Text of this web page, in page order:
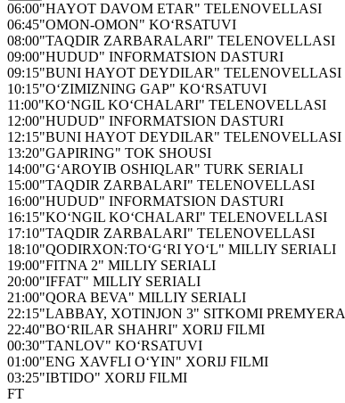
06:00"HAYOT DAVOM ETAR" TELENOVELLASI
06:45"OMON-OMON" KO‘RSATUVI
08:00"TAQDIR ZARBARALARI" TELENOVELLASI
09:00"HUDUD" INFORMATSION DASTURI
09:15"BUNI HAYOT DEYDILAR" TELENOVELLASI
10:15"O‘ZIMIZNING GAP" KO‘RSATUVI
11:00"KO‘NGIL KO‘CHALARI" TELENOVELLASI
12:00"HUDUD" INFORMATSION DASTURI
12:15"BUNI HAYOT DEYDILAR" TELENOVELLASI
13:20"GAPIRING" TOK SHOUSI
14:00"G‘AROYIB OSHIQLAR" TURK SERIALI
15:00"TAQDIR ZARBALARI" TELENOVELLASI
16:00"HUDUD" INFORMATSION DASTURI
16:15"KO‘NGIL KO‘CHALARI" TELENOVELLASI
17:10"TAQDIR ZARBALARI" TELENOVELLASI
18:10"QODIRXON:TO‘G‘RI YO‘L" MILLIY SERIALI
19:00"FITNA 2" MILLIY SERIALI
20:00"IFFAT" MILLIY SERIALI
21:00"QORA BEVA" MILLIY SERIALI
22:15"LABBAY, XOTINJON 3" SITKOMI PREMYERA
22:40"BO‘RILAR SHAHRI" XORIJ FILMI
00:30"TANLOV" KO‘RSATUVI
01:00"ENG XAVFLI O‘YIN" XORIJ FILMI
03:25"IBTIDO" XORIJ FILMI
FT